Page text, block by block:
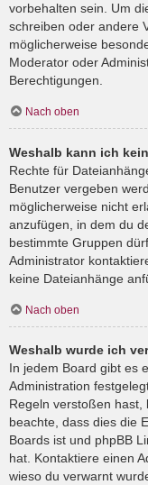
vorbehalten sein. Um
schreiben oder andere
möglicherweise
Moderator oder
Berechtigungen.
Nach oben
Weshalb kann ich
Rechte für
Benutzer vergeben
möglicherweise nicht
anzufügen, in dem du
bestimmte Gruppen
Administrator
keine Dateianhänge
Nach oben
Weshalb wurde ich
In jedem Board gibt es
Administration
Regeln verstoßen hast,
beachte, dass dies die
Boards ist und phpBB
hat. Kontaktiere einen
wieso du verwarnt